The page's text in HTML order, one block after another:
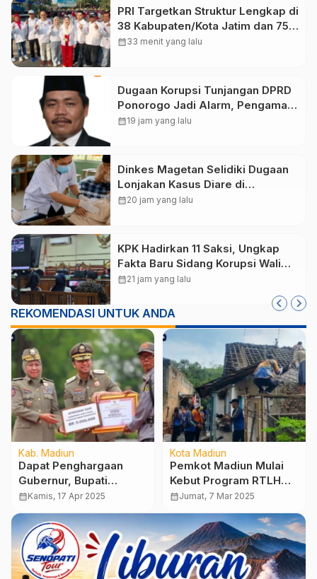
PRI Targetkan Struktur Lengkap di
38 Kabupaten/Kota Jatim dan 75
Kursi DPR RI pada Pemilu 2029
calendar_month33 menit yang lalu
Dugaan Korupsi Tunjangan DPRD
Ponorogo Jadi Alarm, Pengamat
Minta Magetan Perkuat Tata
calendar_month19 jam yang lalu
Dinkes Magetan Selidiki Dugaan
Lonjakan Kasus Diare di
Lembeyan, Lakukan Penyelidikan
calendar_month20 jam yang lalu
KPK Hadirkan 11 Saksi, Ungkap
Fakta Baru Sidang Korupsi Wali
Kota Madiun Nonaktif Maidi
calendar_month21 jam yang lalu
REKOMENDASI UNTUK ANDA
Kab. Madiun
Dapat Penghargaan
Gubernur, Bupati
Madiun dan Mbah
Suyatno Sumringah
calendar_monthKamis, 17 Apr 2025
Kota Madiun
Pemkot Madiun Mulai
Kebut Program RTLH
untuk Meningkatkan
Kesejahteraan Warga
calendar_monthJumat, 7 Mar 2025